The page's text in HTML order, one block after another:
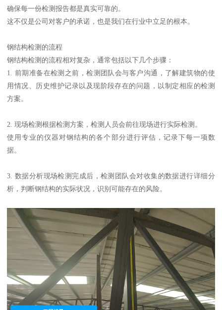
确保每一份检测报告都是真实可靠的。
这不仅是公司对客户的承诺，也是我们在行业中立足的根本。
钢结构检测的流程
钢结构检测的流程相对复杂，通常包括以下几个步骤：
1. 前期准备在检测之前，检测团队会与客户沟通，了解建筑物的使
用情况、历史维护记录以及现阶段存在的问题，以制定相应的检测
方案。
2. 现场检测根据检测方案，检测人员会前往现场进行实际检测。
使用专业的仪器对钢结构的各个部分进行评估，记录下每一项数
据。
3. 数据分析现场检测完成后，检测团队会对收集的数据进行详细分
析，判断钢结构的实际状况，识别可能存在的风险。